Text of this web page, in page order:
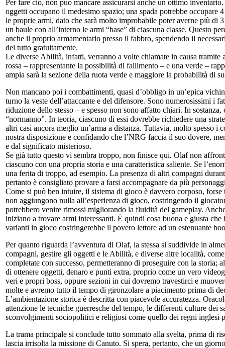
Per fare ciò, non può mancare assicurarsi anche un ottimo
oggetti occupano il medesimo spazio; una spada potrebbe
le proprie armi, dato che sarà molto improbabile poter averne più di
un baule con all’interno le armi “base” di ciascuna classe. Questo
anche il proprio armamentario presso il fabbro, spendendo il
del tutto gratuitamente.
Le diverse Abilità, infatti, verranno a volte chiamate in causa
rossa – rappresentante la possibilità di fallimento – e una verde –
ampia sarà la sezione della ruota verde e maggiore la probabilità di
Non mancano poi i combattimenti, quasi d’obbligo in un’epica
turno la veste dell’attaccante e del difensore. Sono numerosissimi i
riduzione dello stesso – e spesso non sono affatto chiari. In
“normanno”. In teoria, ciascuno di essi dovrebbe richiedere una
altri casi ancora meglio un’arma a distanza. Tuttavia, molto spesso
nostra disposizione e confidando che l’NRG faccia il suo dovere,
e dal significato misterioso.
Se già tutto questo vi sembra troppo, non finisce qui. Olaf non
ciascuno con una propria storia e una caratteristica saliente. Se
una ferita di troppo, ad esempio. La presenza di altri compagni
pertanto è consigliato provare a farsi accompagnare da più
Come si può ben intuire, il sistema di gioco è davvero corposo,
non aggiungono nulla all’esperienza di gioco, costringendo il
potrebbero venire rimossi migliorando la fluidità del gameplay.
iniziano a trovare armi interessanti. È quindi cosa buona e giusta
varianti in gioco costringerebbe il povero lettore ad un estenuante
Per quanto riguarda l’avventura di Olaf, la stessa si suddivide in
compagni, gestire gli oggetti e le Abilità, e diverse altre località,
completate con successo, permetteranno di proseguire con la storia;
di ottenere oggetti, denaro e punti extra, proprio come un vero
veri e propri boss, oppure sezioni in cui dovremo travestirci e
molte e avremo tutto il tempo di gironzolare a piacimento prima di
L’ambientazione storica è descritta con piacevole accuratezza.
attenzione le tecniche guerresche del tempo, le differenti culture
sconvolgimenti sociopolitici e religiosi come quello dei regni inglesi
La trama principale si conclude tutto sommato alla svelta, prima di
lascia irrisolta la missione di Canuto. Si spera, pertanto, che un